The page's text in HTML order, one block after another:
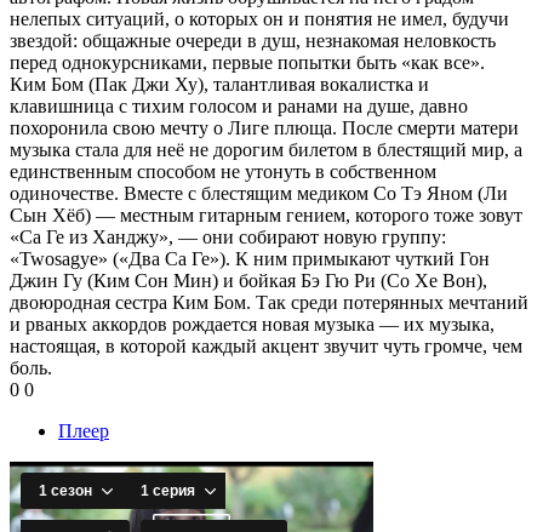
нелепых ситуаций, о которых он и понятия не имел, будучи
звездой: общажные очереди в душ, незнакомая неловкость
перед однокурсниками, первые попытки быть «как все».
Ким Бом (Пак Джи Ху), талантливая вокалистка и
клавишница с тихим голосом и ранами на душе, давно
похоронила свою мечту о Лиге плюща. После смерти матери
музыка стала для неё не дорогим билетом в блестящий мир, а
единственным способом не утонуть в собственном
одиночестве. Вместе с блестящим медиком Со Тэ Яном (Ли
Сын Хёб) — местным гитарным гением, которого тоже зовут
«Са Ге из Ханджу», — они собирают новую группу:
«Twosagye» («Два Са Ге»). К ним примыкают чуткий Гон
Джин Гу (Ким Сон Мин) и бойкая Бэ Гю Ри (Со Хе Вон),
двоюродная сестра Ким Бом. Так среди потерянных мечтаний
и рваных аккордов рождается новая музыка — их музыка,
настоящая, в которой каждый акцент звучит чуть громче, чем
боль.
0 0
Плеер